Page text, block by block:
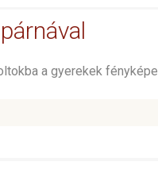
a gyerekek